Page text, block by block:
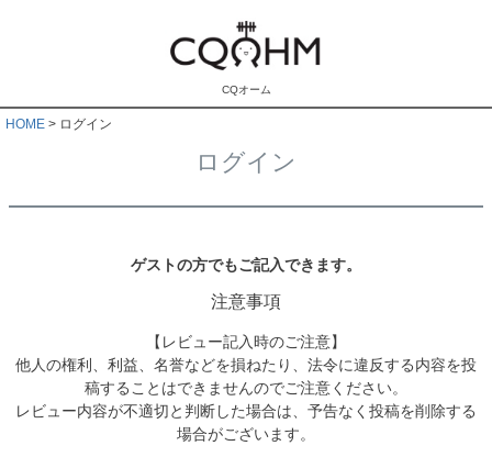
CQオーム
HOME ログイン
ログイン
ゲストの方でもご記入できます。
注意事項
【レビュー記入時のご注意】
他人の権利、利益、名誉などを損ねたり、法令に違反する内容を投
稿することはできませんのでご注意ください。
レビュー内容が不適切と判断した場合は、予告なく投稿を削除する
場合がございます。